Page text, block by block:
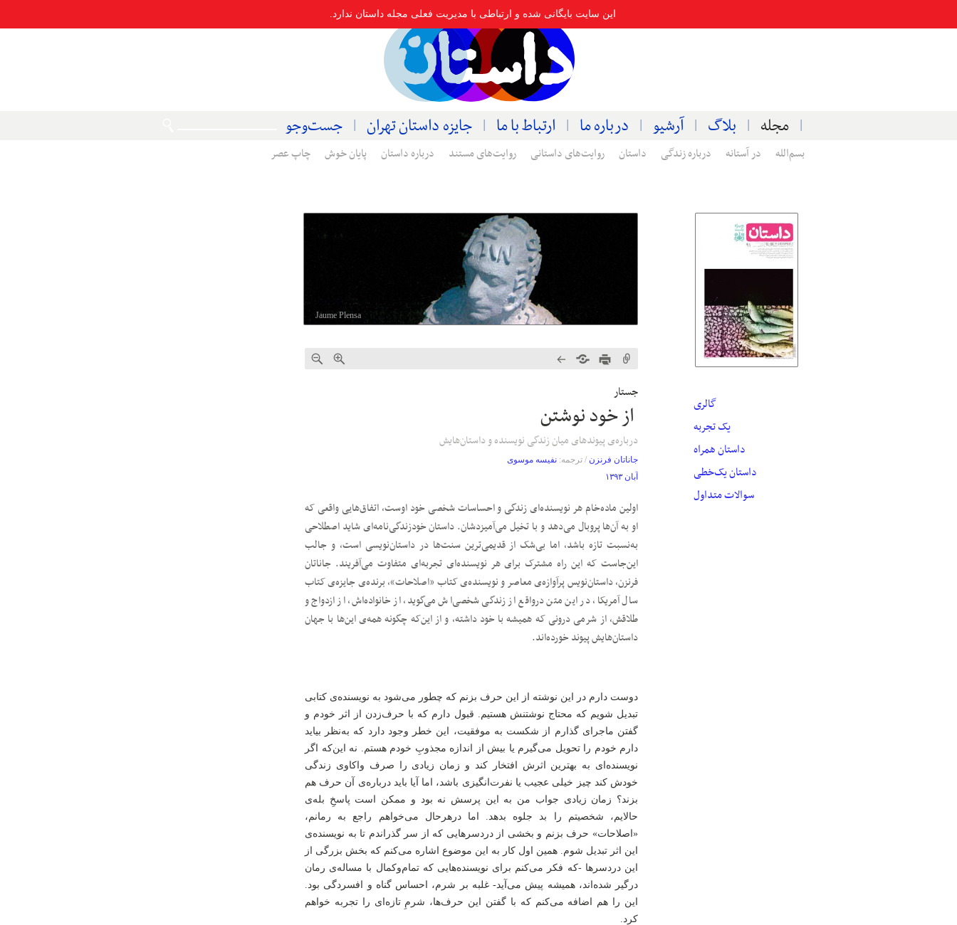
مجله بلاگ آرشیو درباره ما ارتباط با ما جایزه داستان تهران جست‌وجو
بسم‌الله در آستانه درباره زندگی داستان روایت‌های داستانی روایت‌های مستند درباره داستان پایان خوش چاپ عصر
Jaume Plensa
جستار
‌ از خود نوشتن
درباره‌ی پیوندهای میان زندگی نویسنده و داستان‌هایش
جاناتان فرنزن / ترجمه: نفیسه موسوی
آبان ۱۳۹۳
اولین ماده‌خام هر نویسنده‌ای زندگی و احساسات شخصی خود اوست، اتفاق‌هایی واقعی که
او به آن‌ها پروبال می‌دهد و با تخیل می‌آمیزدشان. داستان خود‌زندگی‌نامه‌ای شاید اصطلاحی
به‌نسبت تازه باشد، اما بی‌شک از قدیمی‌ترین سنت‌ها در داستان‌نویسی است، و جالب
این‌جاست که این راه مشترک برای هر نویسنده‌ای تجربه‌ای متفاوت می‌آفریند. جاناتان
فرنزن، داستان‌نویس پرآوازه‌ی معاصر و نویسنده‌ی کتاب «اصلاحات»، برنده‌ی جایزه‌ی کتاب
سال آمریکا، در این متن درواقع از زندگی شخصی‌اش می‌گوید، از خانواده‌اش، از ازدواج و
طلاقش، از شرمی درونی که همیشه با خود داشته، و از این‌که چگونه همه‌ی این‌ها با جهان
داستان‌هایش پیوند خورده‌اند.
دوست دارم در این نوشته از این حرف بزنم که چطور می‌شود به نویسنده‌ی کتابی
تبدیل شویم که محتاج نوشتنش هستیم. قبول دارم که با حرف‌زدن از اثر خودم و
گفتن ماجرای گذارم از شکست به موفقیت، این خطر وجود دارد که به‌نظر بیاید
دارم خودم را تحویل می‌گیرم یا بیش از اندازه مجذوبِ خودم هستم. نه این‌که اگر
نویسنده‌ای به بهترین اثرش افتخار کند و زمان زیادی را صرف واکاوی زندگی
خودش کند چیز خیلی عجیب یا نفرت‌انگیزی باشد، اما آیا باید درباره‌ی آن حرف هم
بزند؟ زمان زیادی جواب من به این پرسش نه بود و ممکن است پاسخِ بله‌ی
حالایم، شخصیتم را بد جلوه بدهد. اما درهرحال می‌خواهم راجع به رمانم،
«اصلاحات» حرف بزنم و بخشی از دردسرهایی که از سر گذراندم تا به نویسنده‌ی
این اثر تبدیل شوم. همین اول کار به این موضوع اشاره می‌کنم که بخش بزرگی از
این دردسرها -که فکر می‌کنم برای نویسنده‌هایی که تمام‌وکمال با مساله‌ی رمان
درگیر شده‌اند، همیشه پیش می‌آید- غلبه بر شرم، احساس گناه و افسردگی بود.
این را هم اضافه می‌کنم که با گفتن این حرف‌ها، شرمِ تازه‌ای را تجربه خواهم
کرد.
گالری
یک تجربه
داستان همراه
داستان یک‌خطی
سوالات متداول
این سایت بایگانی شده و ارتباطی با مدیریت فعلی مجله داستان ندارد.